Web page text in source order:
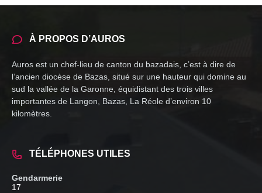
À PROPOS D’AUROS
Auros est un chef-lieu de canton du bazadais, c’est à dire de
l’ancien diocèse de Bazas, situé sur une hauteur qui domine au
sud la vallée de la Garonne, équidistant des trois villes
importantes de Langon, Bazas, La Réole d’environ 10
kilomètres.
TÉLÉPHONES UTILES
Gendarmerie
17